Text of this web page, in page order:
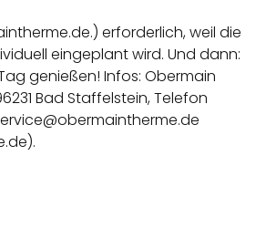
.) erforderlich, weil die
eingeplant wird. Und dann:
genießen! Infos: Obermain
Bad Staffelstein, Telefon